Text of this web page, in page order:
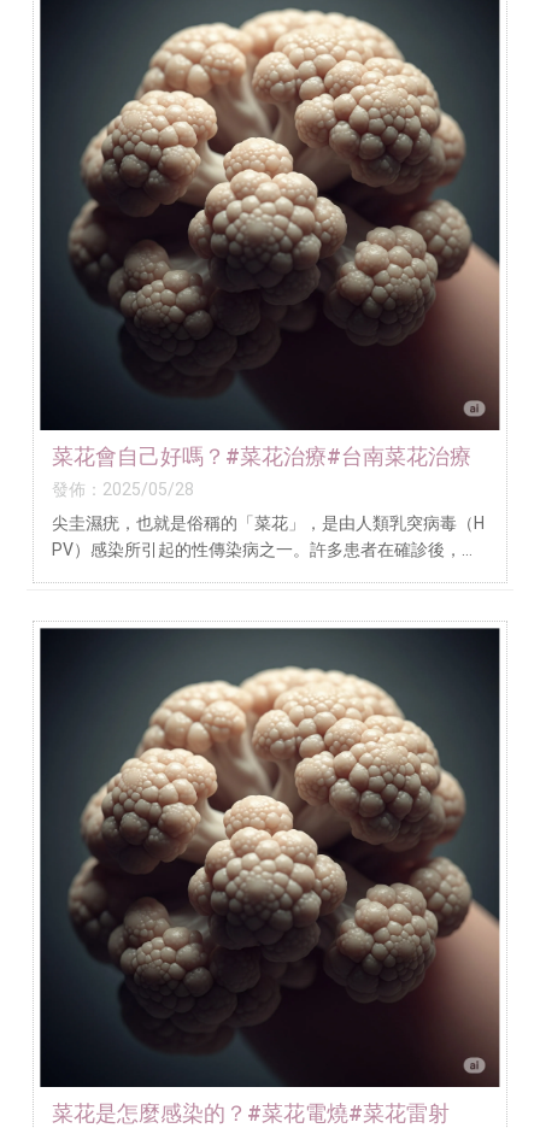
菜花會自己好嗎？#菜花治療#台南菜花治療
發佈：2025/05/28
尖圭濕疣，也就是俗稱的「菜花」，是由人類乳突病毒（H
PV）感染所引起的性傳染病之一。許多患者在確診後，心
菜花是怎麼感染的？#菜花電燒#菜花雷射